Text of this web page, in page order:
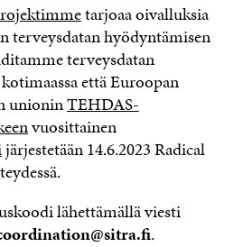
tarjoaa oivalluksia
terveysdatan hyödyntämisen
terveysdatan
että Euroopan
unioninTEHDAS-
vuosittainen
järjestetään 14.6.2023 Radical
lähettämällä viesti
.